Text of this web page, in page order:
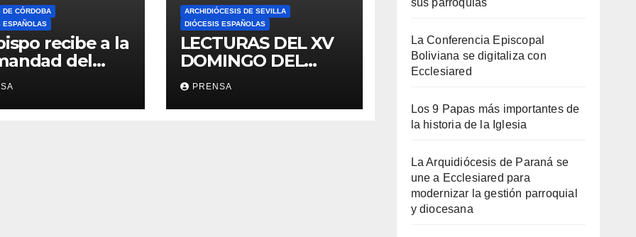
DE CÓRDOBA
ESPAÑOLAS
recibe a la
del
ARCHIDIÓCESIS DE SEVILLA
DIÓCESIS ESPAÑOLAS
LECTURAS DEL XV
DOMINGO DEL
TIEMPO
ORDINARIO (A)
PRENSA
sus parroquias
La Conferencia Episcopal
Boliviana se digitaliza con
Ecclesiared
Los 9 Papas más importantes de
la historia de la Iglesia
La Arquidiócesis de Paraná se
une a Ecclesiared para
modernizar la gestión parroquial
y diocesana